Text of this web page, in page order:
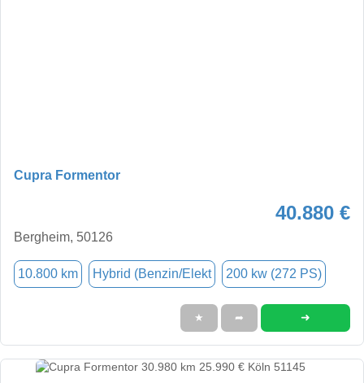
Cupra Formentor
40.880 €
Bergheim, 50126
10.800 km Hybrid (Benzin/Elekt 200 kw (272 PS)
★ ➦ ➜